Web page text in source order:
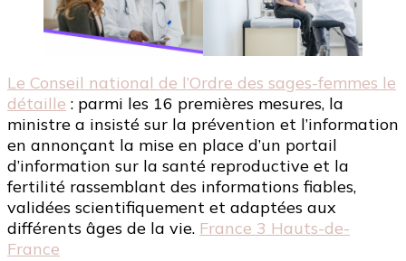
Le Conseil national de l’Ordre des sages-femmes le
détaille : parmi les 16 premières mesures, la
ministre a insisté sur la prévention et l’information
en annonçant la mise en place d’un portail
d’information sur la santé reproductive et la
fertilité rassemblant des informations fiables,
validées scientifiquement et adaptées aux
différents âges de la vie. France 3 Hauts-de-
France